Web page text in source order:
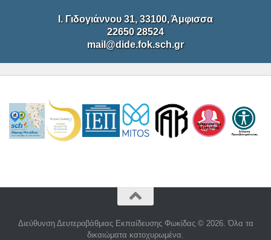
Ι. Γιδογιάννου 31, 33100, Άμφισσα
22650 28524
mail@dide.fok.sch.gr
Διεύθυνση Δευτεροβάθμιας Εκπαίδευσης Φωκίδας © 2026. Όλα τα
δικαιώματα κατοχυρωμένα.